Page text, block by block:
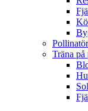
Träna